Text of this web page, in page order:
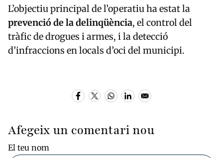
L’objectiu principal de l’operatiu ha estat la
prevenció de la delinqüència, el control del
tràfic de drogues i armes, i la detecció
d’infraccions en locals d’oci del municipi.
Afegeix un comentari nou
El teu nom